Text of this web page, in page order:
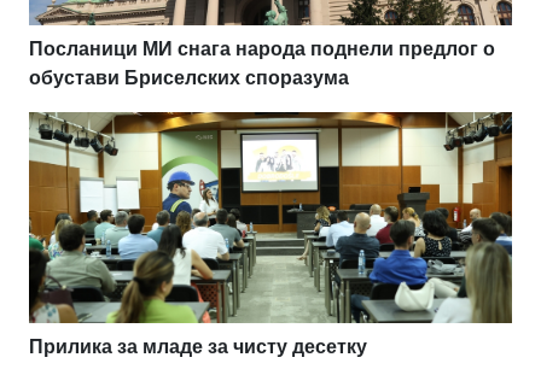
Посланици МИ снага народа поднели предлог о
обустави Бриселских споразума
Прилика за младе за чисту десетку